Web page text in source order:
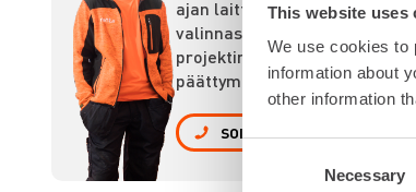
This website uses
We use cookies to
information about
other information
Consent
Necessary
ajan laitteiden
valinnasta
projektin
päättymiseen.
SOITA